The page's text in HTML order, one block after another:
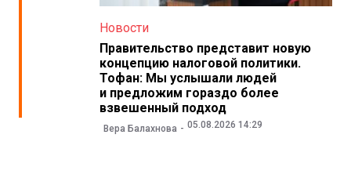
Новости
Правительство представит новую
концепцию налоговой политики.
Тофан: Мы услышали людей
и предложим гораздо более
взвешенный подход
Вера Балахнова 05.08.2026 14:29